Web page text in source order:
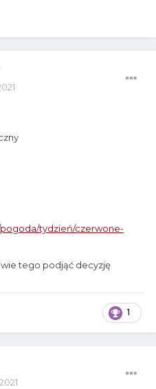
tydzień/czerwone-
tego podjąć decyzję
1